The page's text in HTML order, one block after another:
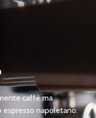
caffè ma
napoletano.